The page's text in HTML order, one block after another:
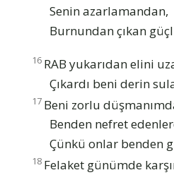
Senin azarlamandan,
Burnundan çıkan
16 RAB yukarıdan elini
Çıkardı beni derin
17 Beni zorlu
Benden nefret
Çünkü onlar benden
18 Felaket günümde